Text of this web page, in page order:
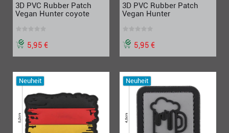
3D PVC Rubber Patch
Vegan Hunter coyote
5,95 €
3D PVC Rubber Patch
Vegan Hunter
5,95 €
Neuheit Neuheit